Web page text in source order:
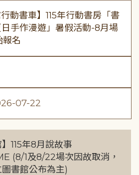
行動書車】115年行動書房「書
手作漫遊」暑假活動-8月場
名
07-22
】115年8月說故事
(8/1及8/22場次因故取消，
書館公布為主)